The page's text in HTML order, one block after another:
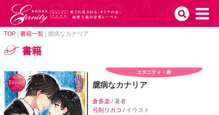
TOP 書籍一覧 臆病なカナリア
書籍
エタニティ・赤
臆病なカナリア
倉多楽/ 著者
弓削リカコ / イラスト